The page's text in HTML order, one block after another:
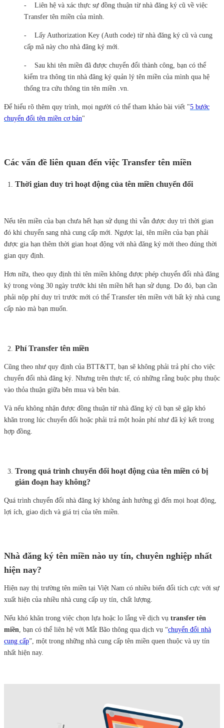
- Liên hệ và xác thực sự đồng thuận từ nhà đăng ký cũ về việc
Transfer tên miền của mình.
- Lấy Authorization Key (Auth code) từ nhà đăng ký cũ và cung
cấp mã này cho nhà đăng ký mới.
- Sau khi tên miền đã được chuyển đổi thành công, bạn có thể
kiểm tra thông tin nhà đăng ký quản lý tên miền của mình qua hệ
thống tra cứu thông tin tên miền .vn.
Để hiểu rõ thêm quy trình, mọi người có thể tham khảo bài viết "5 bước
chuyển đổi tên miền cơ bản"
Các vấn đề liên quan đến việc Transfer tên miền
Thời gian duy trì hoạt động của tên miền chuyển đổi
Nếu tên miền của bạn chưa hết hạn sử dụng thì vẫn được duy trì thời gian
đó khi chuyển sang nhà cung cấp mới. Ngược lại, tên miền của bạn phải
được gia hạn thêm thời gian hoạt động với nhà đăng ký mới theo đúng thời
gian quy định.
Hơn nữa, theo quy định thì tên miền không được phép chuyển đổi nhà đăng
ký trong vòng 30 ngày trước khi tên miền hết hạn sử dụng. Do đó, bạn cần
phải nộp phí duy trì trước mới có thể Transfer tên miền với bất kỳ nhà cung
cấp nào mà bạn muốn.
Phí Transfer tên miền
Cũng theo như quy định của BTT&TT, bạn sẽ không phải trả phí cho việc
chuyển đổi nhà đăng ký. Nhưng trên thực tế, có những rằng buộc phụ thuộc
vào thỏa thuận giữa bên mua và bên bán.
Và nếu không nhận được đồng thuận từ nhà đăng ký cũ bạn sẽ gặp khó
khăn trong lúc chuyển đổi hoặc phải trả một hoản phí như đã ký kết trong
hợp đồng.
Trong quá trình chuyển đổi hoạt động của tên miền có bị
gián đoạn hay không?
Quá trình chuyển đổi nhà đăng ký không ảnh hưởng gì đến mọi hoạt động,
lợi ích, giao dịch và giá trị của tên miền.
Nhà đăng ký tên miền nào uy tín, chuyên nghiệp nhất
hiện nay?
Hiện nay thị trường tên miền tại Việt Nam có nhiều biến đổi tích cực với sự
xuất hiện của nhiều nhà cung cấp uy tín, chất lượng.
Nếu khó khăn trong việc chọn lựa hoặc lo lắng về dịch vụ transfer tên
miền, bạn có thể liên hệ với Mắt Bão thông qua dịch vụ “chuyển đổi nhà
cung cấp”, một trong những nhà cung cấp tên miền quen thuộc và uy tín
nhất hiện nay.